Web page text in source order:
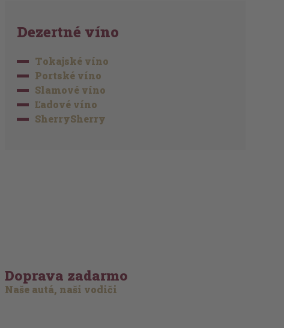
Dezertné víno
Tokajské víno
Portské víno
Slamové víno
Ľadové víno
SherrySherry
Doprava zadarmo
Naše autá, naši vodiči